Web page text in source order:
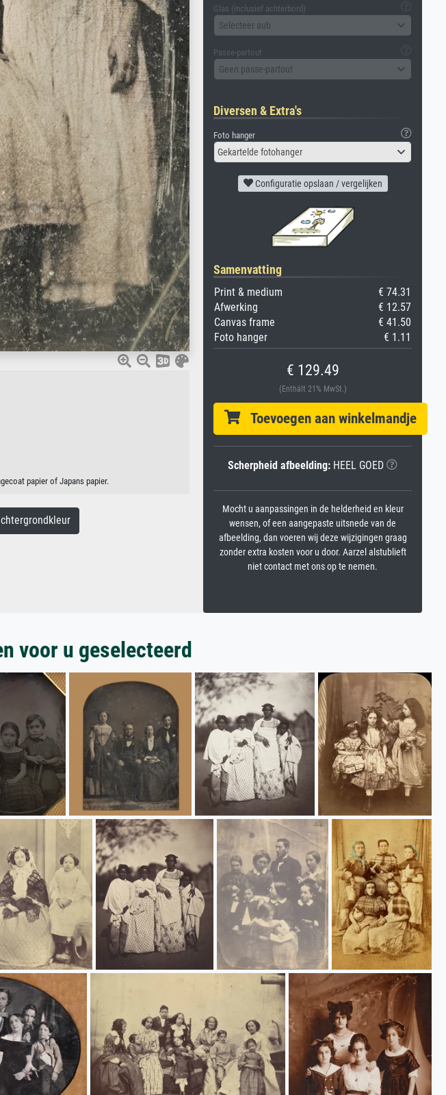
papier of Japans papier.
Glas (inclusief achterbord)
Selecteer aub
Passe-partout
Geen passe-partout
Diversen & Extra's
Foto hanger
Gekartelde fotohanger
Configuratie opslaan / vergelijken
Samenvatting
Print & medium
€ 74.31
Afwerking
€ 12.57
Canvas frame
€ 41.50
Foto hanger
€ 1.11
€ 129.49
(Enthält 21% MwSt.)
Toevoegen aan winkelmandje
Scherpheid afbeelding: HEEL GOED
Mocht u aanpassingen in de helderheid en kleur
wensen, of een aangepaste uitsnede van de
afbeelding, dan voeren wij deze wijzigingen graag
zonder extra kosten voor u door. Aarzel alstublieft
niet contact met ons op te nemen.
voor u geselecteerd